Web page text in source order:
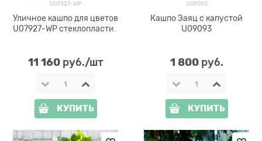
U07927-WP
Уличное кашпо для цветов
U07927-WP стеклопластик
11 160 руб./шт
КУПИТЬ
U09093
Кашпо Заяц с капустой
U09093
1 800 руб.
КУПИТЬ